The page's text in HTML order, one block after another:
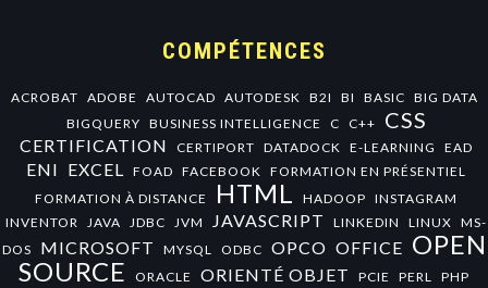
COMPÉTENCES
ACROBAT ADOBE AUTOCAD AUTODESK B2I BI BASIC BIG DATA
BIGQUERY BUSINESS INTELLIGENCE C C++ CSS
CERTIFICATION CERTIPORT DATADOCK E-LEARNING EAD
ENI EXCEL FOAD FACEBOOK
FORMATION EN PRÉSENTIEL
FORMATION À DISTANCE
HTML HADOOP INSTAGRAM
INVENTOR
JAVA JDBC JVM JAVASCRIPT LINKEDIN LINUX MS-
DOS
MICROSOFT MYSQL ODBC OPCO OFFICE OPEN
SOURCE
ORACLE ORIENTÉ OBJET PCIE PERL
PHP